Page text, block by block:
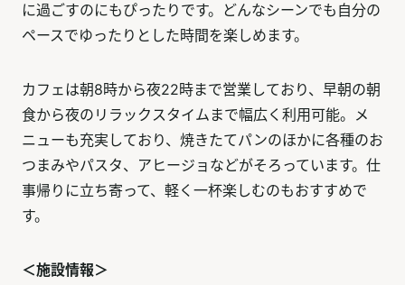
に過ごすのにもぴったりです。どんなシーンでも自分の
ペースでゆったりとした時間を楽しめます。
カフェは朝8時から夜22時まで営業しており、早朝の朝
食から夜のリラックスタイムまで幅広く利用可能。メ
ニューも充実しており、焼きたてパンのほかに各種のお
つまみやパスタ、アヒージョなどがそろっています。仕
事帰りに立ち寄って、軽く一杯楽しむのもおすすめで
す。
＜施設情報＞